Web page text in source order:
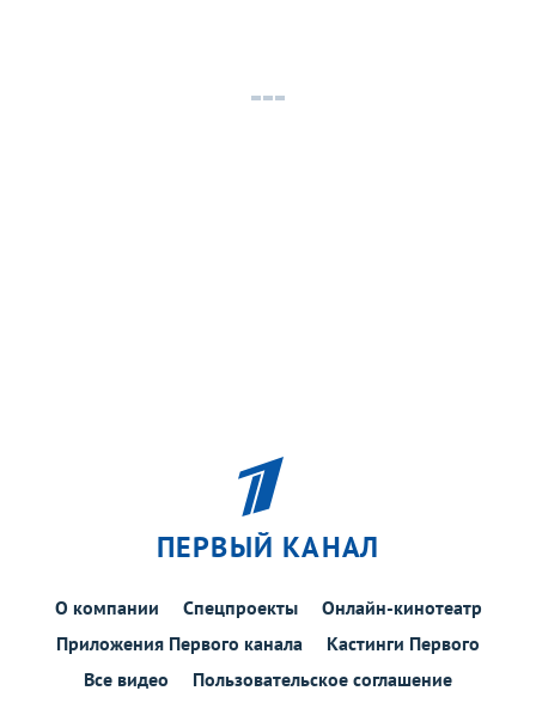
ПЕРВЫЙ КАНАЛ
О компании Спецпроекты
Онлайн-кинотеатр
Приложения Первого канала
Кастинги Первого
Все видео
Пользовательское соглашение